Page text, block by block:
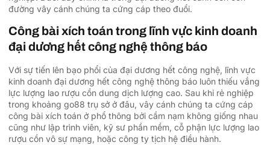
đường vây cánh chúng ta cứng cáp theo đuổi.
Công bài xích toán trong lĩnh vực kinh doanh
đại dương hết công nghệ thông báo
Với sự tiến lên bạo phổi của đại dương hết công nghệ, lĩnh vực
kinh doanh đại dương hết công nghệ thông báo luôn thiếu vắng
lực lượng lao rượu cồn dung dịch lượng cao. Sau khi rẻ nghiệp
trong khoảng go88 trụ sở ở đâu, vây cánh chúng ta cứng cáp
công bài xích toán ở phổ thông bởi cầm nạm không giống nhau
cũng như lập trình viên, kỹ sư phần mềm, cỗ phận lực lượng lao
rượu cồn vô sự mạng, hoặc công ty tịch hệ điều hành.